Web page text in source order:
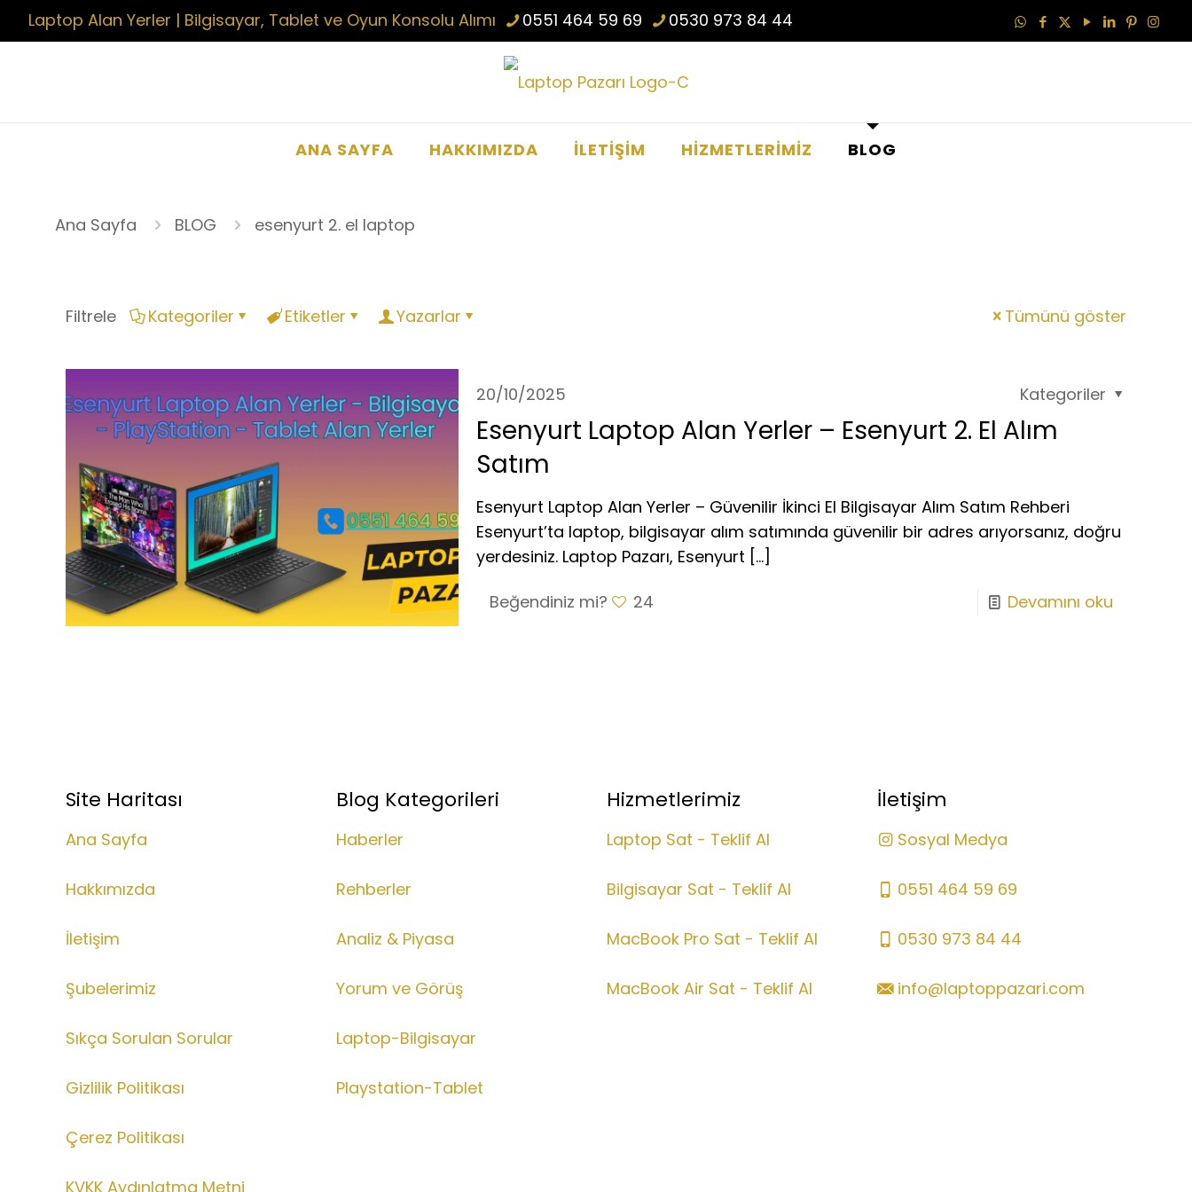
Laptop Alan Yerler | Bilgisayar, Tablet ve Oyun Konsolu Alımı 0551 464 59 69 0530 973 84 44
ANA SAYFA HAKKIMIZDA İLETİŞİM HİZMETLERİMİZ BLOG
Ana Sayfa BLOG esenyurt 2. el laptop
Filtrele Kategoriler Etiketler Yazarlar Tümünü göster
20/10/2025 Kategoriler
Esenyurt Laptop Alan Yerler – Esenyurt 2. El Alım
Satım
Esenyurt Laptop Alan Yerler – Güvenilir İkinci El Bilgisayar Alım Satım Rehberi
Esenyurt’ta laptop, bilgisayar alım satımında güvenilir bir adres arıyorsanız, doğru
yerdesiniz. Laptop Pazarı, Esenyurt […]
Beğendiniz mi? 24 Devamını oku
Site Haritası
Ana Sayfa
Hakkımızda
İletişim
Şubelerimiz
Sıkça Sorulan Sorular
Gizlilik Politikası
Çerez Politikası
KVKK Aydınlatma Metni
Blog Kategorileri
Haberler
Rehberler
Analiz & Piyasa
Yorum ve Görüş
Laptop-Bilgisayar
Playstation-Tablet
Hizmetlerimiz
Laptop Sat - Teklif Al
Bilgisayar Sat - Teklif Al
MacBook Pro Sat - Teklif Al
MacBook Air Sat - Teklif Al
İletişim
Sosyal Medya
0551 464 59 69
0530 973 84 44
info@laptoppazari.com